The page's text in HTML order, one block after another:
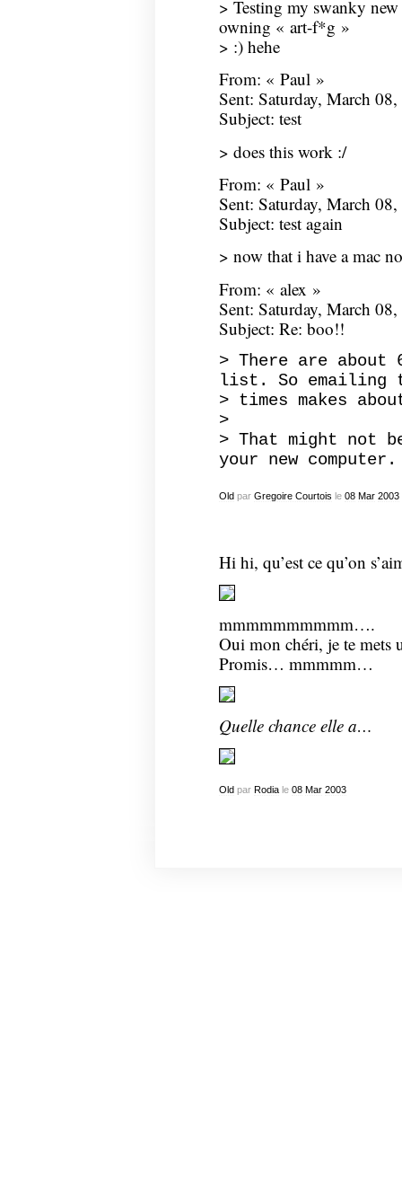
> Testing my swanky
owning « art-f*g »
> :) hehe
From: « Paul »
Sent: Saturday, March
Subject: test
> does this work :/
From: « Paul »
Sent: Saturday, March
Subject: test again
> now that i have a mac
From: « alex »
Sent: Saturday, March
Subject: Re: boo!!
> There are
list. So emailing
> times makes
>
> That might not
your new computer.
Oldpar Gregoire Courtois le 08 Mar 2003
Hi hi, qu’est ce qu’on
mmmmmmmmmm….
Oui mon chéri, je te mets
Promis… mmmmm…
Quelle chance elle a…
Old par Rodiale 08 Mar 2003